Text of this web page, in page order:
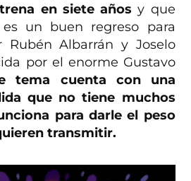
en siete añosy que
un buen regreso para
Rubén Albarrán y Joselo
por el enorme Gustavo
tema cuenta con una
que no tiene muchos
para darle el peso
transmitir.